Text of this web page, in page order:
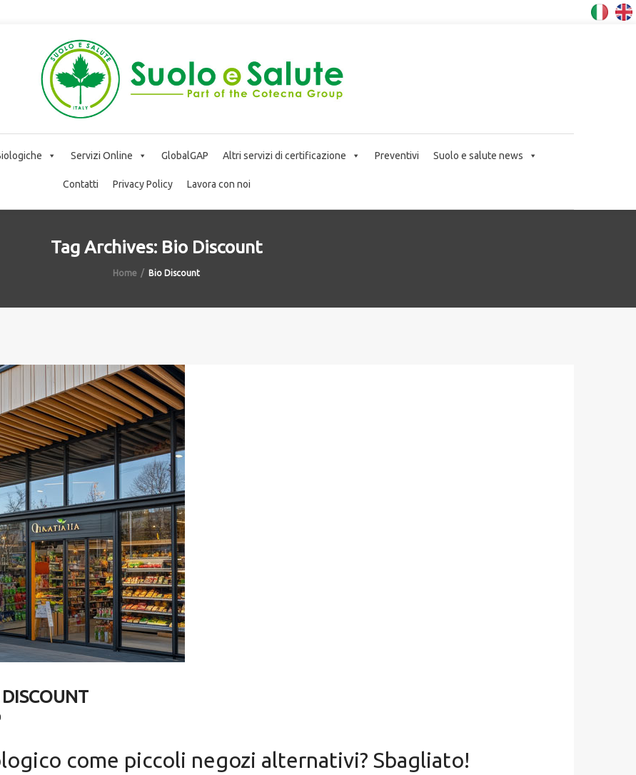
Servizi Online GlobalGAP Altri servizi di certificazione Preventivi Suolo e salute news
Contatti Privacy Policy Lavora con noi
Tag Archives: Bio Discount
Home Bio Discount
come piccoli negozi alternativi? Sbagliato!